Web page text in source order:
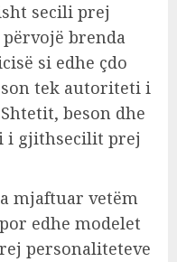
secili prej
brenda
si edhe çdo
tek autoriteti i
beson dhe
i gjithsecilit prej
mjaftuar vetëm
edhe modelet
personaliteteve